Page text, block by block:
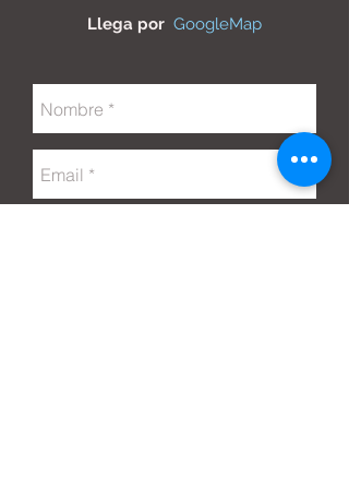
Llega porGoogleMap